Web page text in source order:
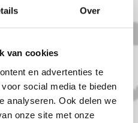
Over
van cookies
en advertenties te
social media te bieden
analyseren. Ook delen we
onze site met onze
bij Megavogel in
als u uit
Julianadorp komt.